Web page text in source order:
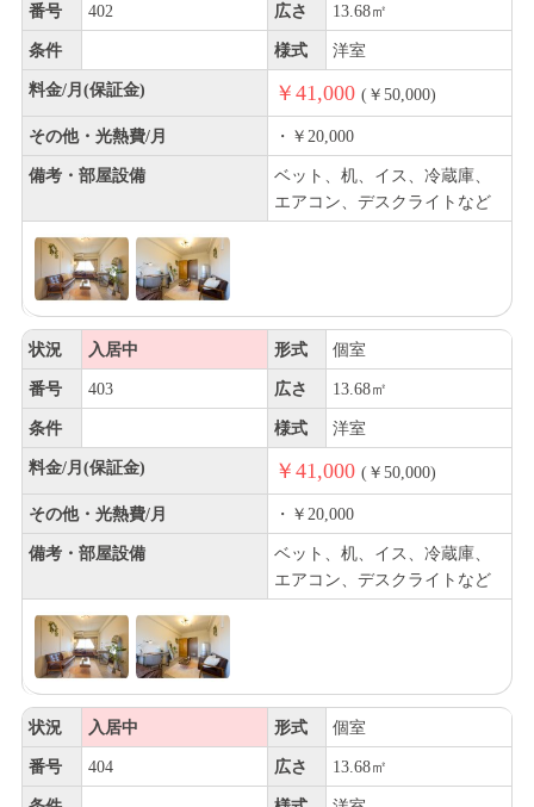
番号 402 広さ 13.68㎡
条件 様式 洋室
料金/月(保証金) ￥41,000 (￥50,000)
その他・光熱費/月 ・￥20,000
備考・部屋設備
ベット、机、イス、冷蔵庫、
エアコン、デスクライトなど
状況 入居中 形式 個室
番号 403 広さ 13.68㎡
条件 様式 洋室
料金/月(保証金) ￥41,000 (￥50,000)
その他・光熱費/月 ・￥20,000
備考・部屋設備
ベット、机、イス、冷蔵庫、
エアコン、デスクライトなど
状況 入居中 形式 個室
番号 404 広さ 13.68㎡